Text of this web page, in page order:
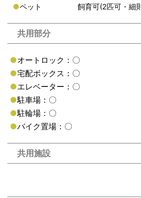
●ペット 飼育可(2匹可・細
共用部分
●オートロック：〇
●宅配ボックス：〇
●エレベーター：〇
●駐車場：〇
●駐輪場：〇
●バイク置場：〇
共用施設